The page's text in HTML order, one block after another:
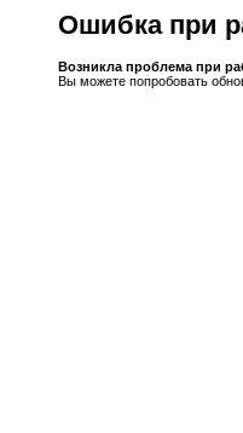
Ошибка при
Возникла проблема при
Вы можете попробовать